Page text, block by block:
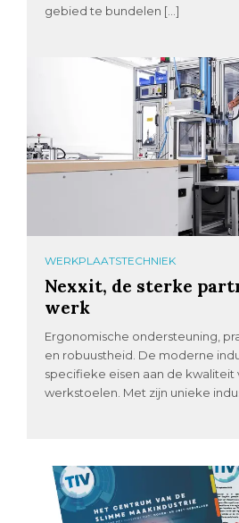
gebied te bundelen […]
WERKPLAATSTECHNIEK
Nexxit, de sterke
werk
Ergonomische ondersteuning,
en robuustheid. De moderne
specifieke eisen aan de kwaliteit
werkstoelen. Met zijn unieke